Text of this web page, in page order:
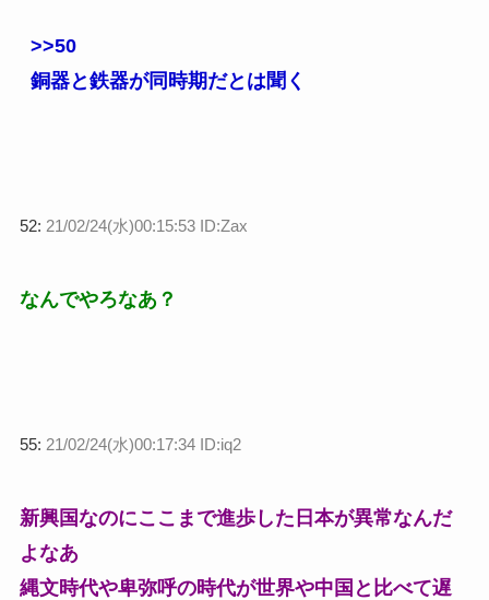
>>50
銅器と鉄器が同時期だとは聞く
52: 21/02/24(水)00:15:53 ID:Zax
なんでやろなあ？
55: 21/02/24(水)00:17:34 ID:iq2
新興国なのにここまで進歩した日本が異常なんだ
よなあ
縄文時代や卑弥呼の時代が世界や中国と比べて遅